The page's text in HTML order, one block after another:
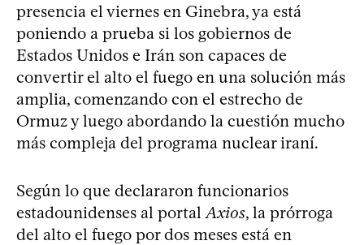
presencia el viernes en Ginebra, ya está
poniendo a prueba si los gobiernos de
Estados Unidos e Irán son capaces de
convertir el alto el fuego en una solución más
amplia, comenzando con el estrecho de
Ormuz y luego abordando la cuestión mucho
más compleja del programa nuclear iraní.
Según lo que declararon funcionarios
estadounidenses al portal Axios, la prórroga
del alto el fuego por dos meses está en